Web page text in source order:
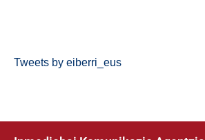
Tweets by eiberri_eus